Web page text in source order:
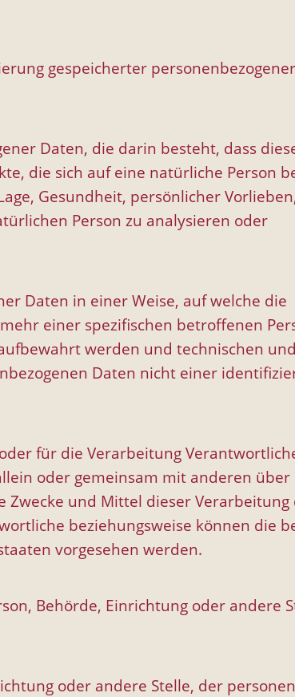
gespeicherter
Daten, die darin besteht, dass
die sich auf eine natürliche Person
Gesundheit, persönlicher
Person zu analysieren oder
Daten in einer Weise, auf welche die
einer spezifischen betroffenen
werden und technischen und
Daten nicht einer
für die Verarbeitung
oder gemeinsam mit anderen über
und Mittel dieser Verarbeitung
beziehungsweise können die
vorgesehen werden.
Behörde, Einrichtung oder andere
oder andere Stelle, der